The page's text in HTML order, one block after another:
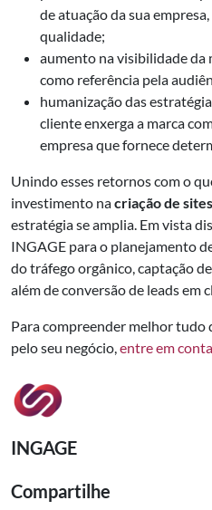
de atuação da sua
qualidade;
aumento na visibilidade da
como referência pela
humanização das
cliente enxerga a marca
empresa que fornece
Unindo esses retornos com o
investimento nacriação de
estratégia se amplia. Em vista
INGAGE para o planejamento
do tráfego orgânico, captação
além de conversão de leads em
Para compreender melhor tudo
pelo seu negócio,entre em
INGAGE
Compartilhe